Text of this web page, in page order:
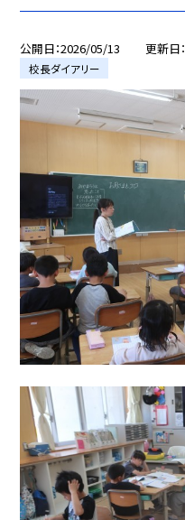
公開日 2026/05/13 更新日
校長ダイアリー